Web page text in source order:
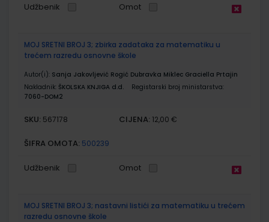
Udžbenik Omot
MOJ SRETNI BROJ 3; zbirka zadataka za matematiku u
trećem razredu osnovne škole
Autor(i): Sanja Jakovljević Rogić Dubravka Miklec Graciella Prtajin
Nakladnik: ŠKOLSKA KNJIGA d.d.
Registarski broj ministarstva:
7060-DOM2
SKU: 567178 CIJENA: 12,00 €
ŠIFRA OMOTA: 500239
Udžbenik Omot
MOJ SRETNI BROJ 3; nastavni listići za matematiku u trećem
razredu osnovne škole